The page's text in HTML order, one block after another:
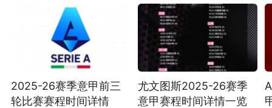
2025-26赛季意甲前三
轮比赛赛程时间详情
尤文图斯2025-26赛季
意甲赛程时间详情一览